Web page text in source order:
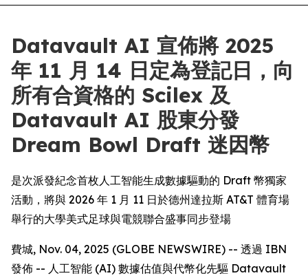
Datavault AI 宣佈將 2025
年 11 月 14 日定為登記日，向
所有合資格的 Scilex 及
Datavault AI 股東分發
Dream Bowl Draft 迷因幣
是次派發紀念首枚人工智能生成數據驅動的 Draft 幣獨家
活動，將與 2026 年 1 月 11 日於德州達拉斯 AT&T 體育場
舉行的大學美式足球與電競聯合盛事同步登場
費城, Nov. 04, 2025 (GLOBE NEWSWIRE) -- 透過 IBN
發佈 -- 人工智能 (AI) 數據估值與代幣化先驅 Datavault